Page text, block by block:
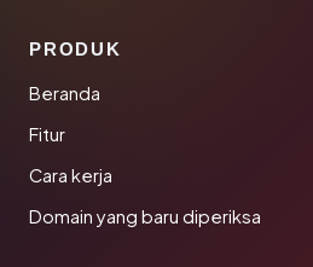
PRODUK
Beranda
Fitur
Cara kerja
Domain yang baru diperiksa